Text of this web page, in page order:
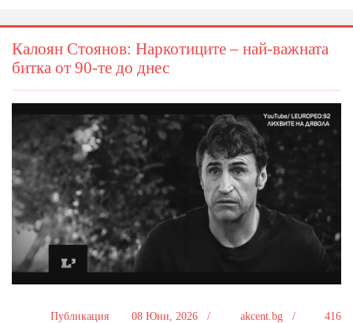
Калоян Стоянов: Наркотиците – най-важната
битка от 90-те до днес
Публикация 08 Юни, 2026 / akcent.bg / 416